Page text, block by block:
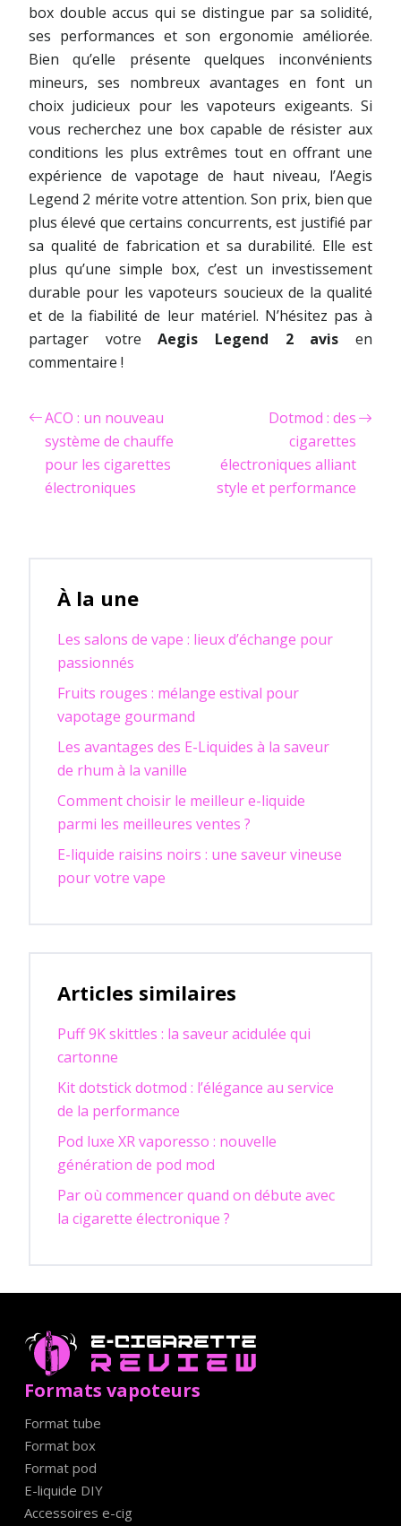
box double accus qui se distingue par sa solidité,
ses performances et son ergonomie améliorée.
Bien qu’elle présente quelques inconvénients
mineurs, ses nombreux avantages en font un
choix judicieux pour les vapoteurs exigeants. Si
vous recherchez une box capable de résister aux
conditions les plus extrêmes tout en offrant une
expérience de vapotage de haut niveau, l’Aegis
Legend 2 mérite votre attention. Son prix, bien que
plus élevé que certains concurrents, est justifié par
sa qualité de fabrication et sa durabilité. Elle est
plus qu’une simple box, c’est un investissement
durable pour les vapoteurs soucieux de la qualité
et de la fiabilité de leur matériel. N’hésitez pas à
partager votreAegis Legend 2 avisen
commentaire !
ACO : un nouveau
système de chauffe
pour les cigarettes
électroniques
Dotmod : des
cigarettes
électroniques alliant
style et performance
À la une
Les salons de vape : lieux d’échange pour
passionnés
Fruits rouges : mélange estival pour
vapotage gourmand
Les avantages des E-Liquides à la saveur
de rhum à la vanille
Comment choisir le meilleur e-liquide
parmi les meilleures ventes ?
E-liquide raisins noirs : une saveur vineuse
pour votre vape
Articles similaires
Puff 9K skittles : la saveur acidulée qui
cartonne
Kit dotstick dotmod : l’élégance au service
de la performance
Pod luxe XR vaporesso : nouvelle
génération de pod mod
Par où commencer quand on débute avec
la cigarette électronique ?
Formats vapoteurs
Format tube
Format box
Format pod
E-liquide DIY
Accessoires e-cig